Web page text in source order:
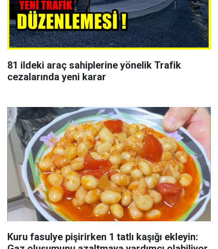
81 ildeki araç sahiplerine yönelik Trafik
cezalarında yeni karar
Kuru fasulye pişirirken 1 tatlı kaşığı ekleyin: